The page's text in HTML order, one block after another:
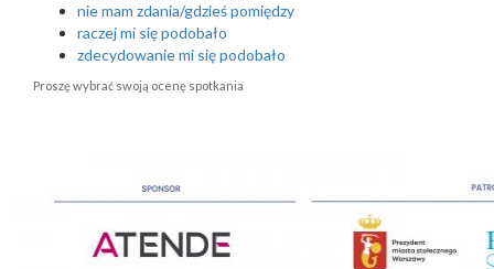
nie mam zdania/gdzieś pomiędzy
raczej mi się podobało
zdecydowanie mi się podobało
Proszę wybrać swoją ocenę spotkania